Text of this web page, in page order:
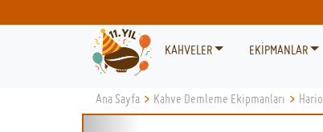
KAHVELER EKİPMANLAR
Ana Sayfa > Kahve Demleme Ekipmanları > Hario